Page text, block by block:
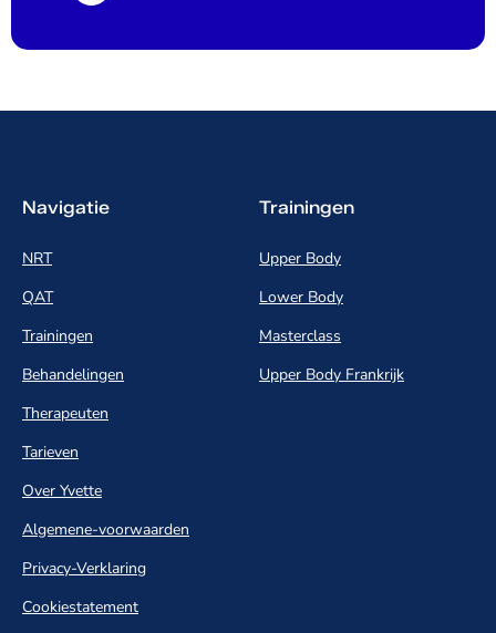
Navigatie
NRT
QAT
Trainingen
Behandelingen
Therapeuten
Tarieven
Over Yvette
Algemene-voorwaarden
Privacy-Verklaring
Cookiestatement
Trainingen
Upper Body
Lower Body
Masterclass
Upper Body Frankrijk